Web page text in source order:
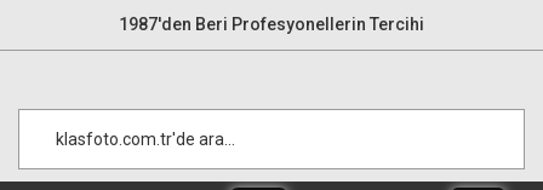
1987'den Beri Profesyonellerin Tercihi